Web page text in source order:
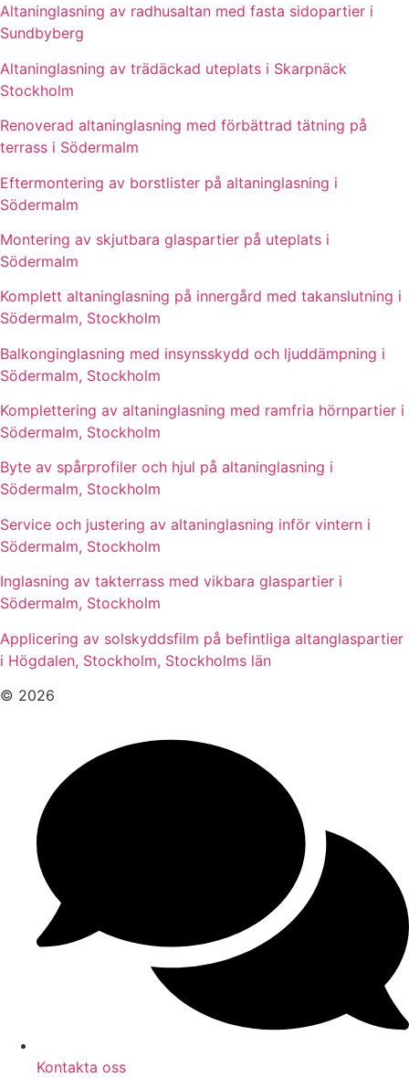
Altaninglasning av radhusaltan med fasta sidopartier i
Sundbyberg
Altaninglasning av trädäckad uteplats i Skarpnäck
Stockholm
Renoverad altaninglasning med förbättrad tätning på
terrass i Södermalm
Eftermontering av borstlister på altaninglasning i
Södermalm
Montering av skjutbara glaspartier på uteplats i
Södermalm
Komplett altaninglasning på innergård med takanslutning i
Södermalm, Stockholm
Balkonginglasning med insynsskydd och ljuddämpning i
Södermalm, Stockholm
Komplettering av altaninglasning med ramfria hörnpartier i
Södermalm, Stockholm
Byte av spårprofiler och hjul på altaninglasning i
Södermalm, Stockholm
Service och justering av altaninglasning inför vintern i
Södermalm, Stockholm
Inglasning av takterrass med vikbara glaspartier i
Södermalm, Stockholm
Applicering av solskyddsfilm på befintliga altanglaspartier
i Högdalen, Stockholm, Stockholms län
© 2026
Kontakta oss